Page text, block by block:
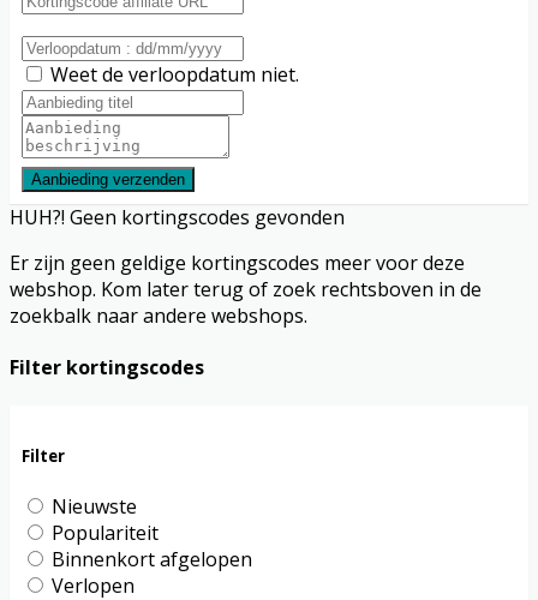
Weet de verloopdatum niet.
Aanbieding verzenden
HUH?! Geen kortingscodes gevonden
Er zijn geen geldige kortingscodes meer voor deze
webshop. Kom later terug of zoek rechtsboven in de
zoekbalk naar andere webshops.
Filter kortingscodes
Filter
Nieuwste
Populariteit
Binnenkort afgelopen
Verlopen